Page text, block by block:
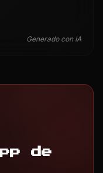
Generado con IA
de